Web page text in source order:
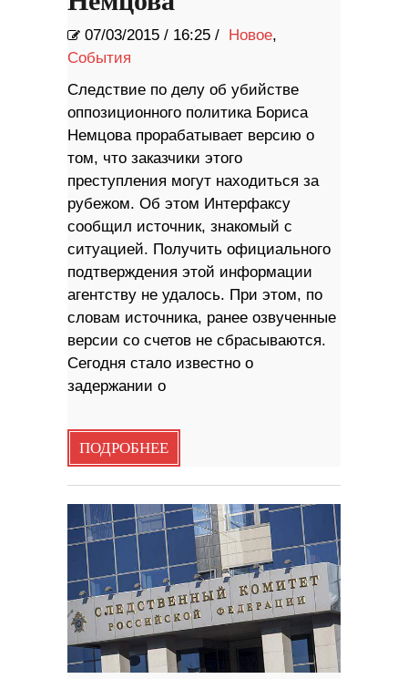
07/03/2015 / 16:25 / Новое,
События
Следствие по делу об убийстве
оппозиционного политика Бориса
Немцова прорабатывает версию о
том, что заказчики этого
преступления могут находиться за
рубежом. Об этом Интерфаксу
сообщил источник, знакомый с
ситуацией. Получить официального
подтверждения этой информации
агентству не удалось. При этом, по
словам источника, ранее озвученные
версии со счетов не сбрасываются.
Сегодня стало известно о
задержании о
ПОДРОБНЕЕ